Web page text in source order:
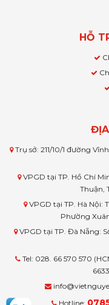
HỖ
Trụ sở: 211/10/1 đường
VPGD tại TP. Hồ Chí
Thuận,
VPGD tại TP. Hà Nội:
Phường
VPGD tại TP. Đà Nẵng:
Tel: 028. 66 570 570
Hotline: